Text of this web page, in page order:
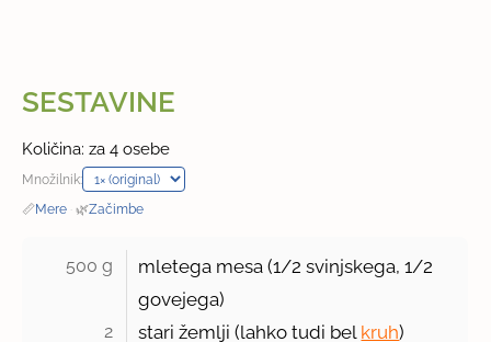
SESTAVINE
Količina: za 4 osebe
Množilnik:
📏Mere · 🌿Začimbe
500 g mletega mesa (1/2 svinjskega, 1/2
govejega)
2 stari žemlji (lahko tudi bel kruh)